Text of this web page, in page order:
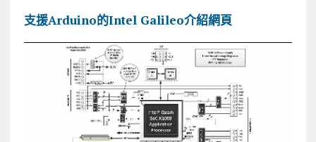
支援Arduino的Intel Galileo介紹網頁